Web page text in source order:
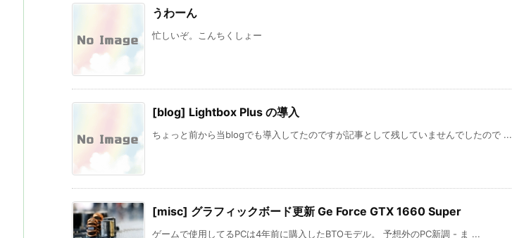
うわーん
忙しいぞ。こんちくしょー
[blog] Lightbox Plus の導入
ちょっと前から当blogでも導入してたのですが記事として残していませんでしたので ...
[misc] グラフィックボード更新 Ge Force GTX 1660 Super
ゲームで使用してるPCは4年前に購入したBTOモデル。 予想外のPC新調 - ま ...